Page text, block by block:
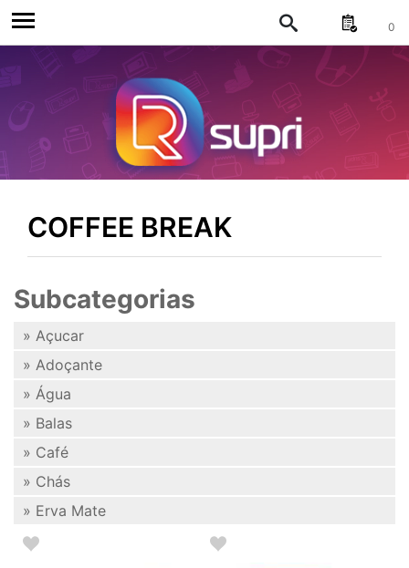
0
COFFEE BREAK
Subcategorias
» Açucar
» Adoçante
» Água
» Balas
» Café
» Chás
» Erva Mate